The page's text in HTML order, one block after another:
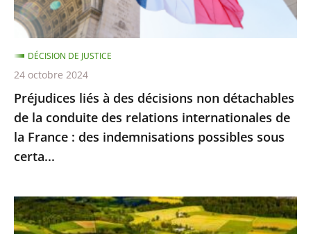
la
conduite
des
relations
internationales
de
la
France
des
indemnisations
Préjudices liés à des décisions non détachables
de la conduite des relations internationales de
la France : des indemnisations possibles sous
certa...
DÉCISION DE JUSTICE
24 octobre 2024
Artificialisation
des